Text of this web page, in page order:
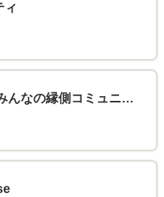
ィ
んなの縁側コミュニ…